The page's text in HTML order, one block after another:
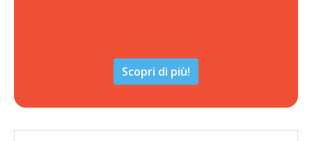
Scopri di più!